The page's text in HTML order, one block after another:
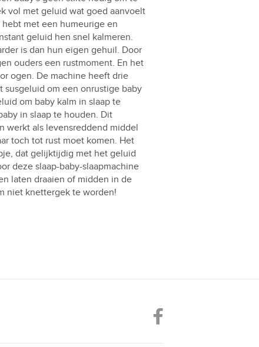
vol met geluid wat goed aanvoelt
met een humeurige en
geluid hen snel kalmeren.
is dan hun eigen gehuil. Door
ouders een rustmoment. En het
ogen. De machine heeft drie
om een onrustige baby
om baby kalm in slaap te
in slaap te houden. Dit
werkt als levensreddend middel
toch tot rust moet komen. Het
dat gelijktijdig met het geluid
deze slaap-baby-slaapmachine
laten draaien of midden in de
niet knettergek te worden!